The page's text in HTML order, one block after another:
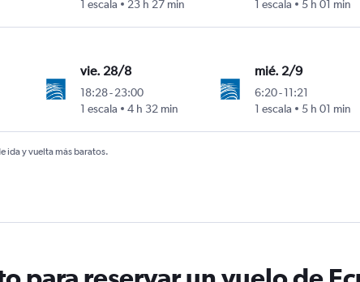
de Olmedo
Rafael Núñez1 escala
23 h 27 min
1 escala
5 h 01 min
de Olmedo
Rafael Núñez
vie. 28/8
18:28-23:00
1 escala
4 h 32 min
mié. 2/9
6:20-11:21
1 escala
5 h 01 min
ida y vuelta más baratos.